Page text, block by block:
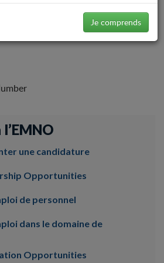
Je comprends
une candidature
Opportunities
de personnel
dans le domaine de
Opportunities